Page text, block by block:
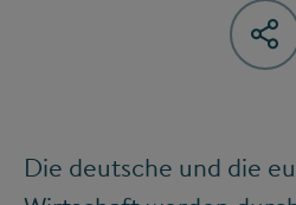
Die deutsche und die